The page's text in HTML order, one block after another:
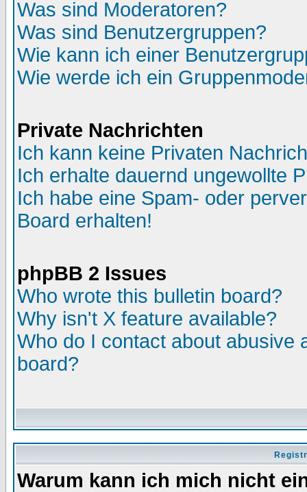
Was sind Moderatoren?
Was sind Benutzergruppen?
Wie kann ich einer
Wie werde ich ein
Private Nachrichten
Ich kann keine Privaten
Ich erhalte dauernd ungewollte
Ich habe eine Spam- oder
Board erhalten!
phpBB 2 Issues
Who wrote this bulletin board?
Why isn't X feature available?
Who do I contact about abusive
board?
Warum kann ich mich nicht